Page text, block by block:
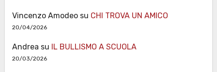
Vincenzo Amodeosu CHI TROVA UN AMICO
20/04/2026
Andrea su IL BULLISMO A SCUOLA
20/03/2026